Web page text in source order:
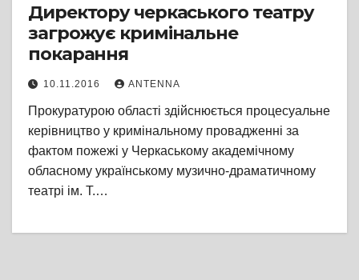
Директору черкаського театру
загрожує кримінальне
покарання
10.11.2016 ANTENNA
Прокуратурою області здійснюється процесуальне
керівництво у кримінальному провадженні за
фактом пожежі у Черкаському академічному
обласному українському музично-драматичному
театрі ім. Т.…